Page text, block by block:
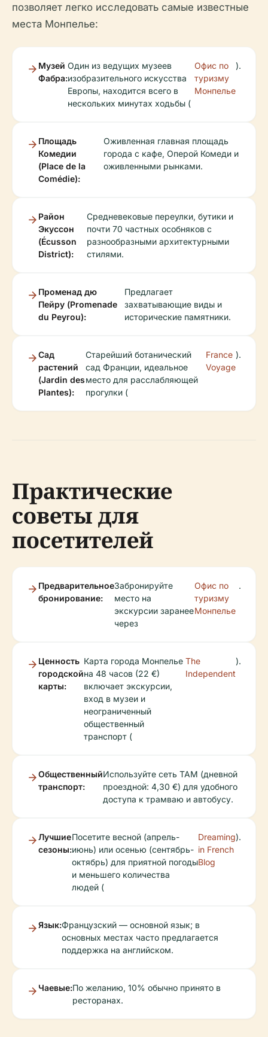
позволяет легко исследовать самые известные
места Монпелье:
Музей
Фабра:
Один из ведущих музеев
изобразительного искусства
Европы, находится всего в
нескольких минутах ходьбы (
Офис по
туризму
Монпелье
).
Площадь
Комедии
(Place de la
Comédie):
Оживленная главная площадь
города с кафе, Оперой Комеди и
оживленными рынками.
Район
Экуссон
(Écusson
District):
Средневековые переулки, бутики и
почти 70 частных особняков с
разнообразными архитектурными
стилями.
Променад дю
Пейру (Promenade
du Peyrou):
Предлагает
захватывающие виды и
исторические памятники.
Сад
растений
(Jardin des
Plantes):
Старейший ботанический
сад Франции, идеальное
место для расслабляющей
прогулки (
France
Voyage
).
Практические
советы для
посетителей
Предварительное
бронирование:
Забронируйте
место на
экскурсии заранее
через
Офис по
туризму
Монпелье
.
Ценность
городской
карты:
Карта города Монпелье
на 48 часов (22 €)
включает экскурсии,
вход в музеи и
неограниченный
общественный
транспорт (
The
Independent
).
Общественный
транспорт:
Используйте сеть TAM (дневной
проездной: 4,30 €) для удобного
доступа к трамваю и автобусу.
Лучшие
сезоны:
Посетите весной (апрель-
июнь) или осенью (сентябрь-
октябрь) для приятной погоды
и меньшего количества
людей (
Dreaming
in French
Blog
).
Язык:Французский — основной язык; в
основных местах часто предлагается
поддержка на английском.
Чаевые:По желанию, 10% обычно принято в
ресторанах.